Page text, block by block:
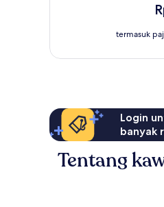
termasuk
Login
banyak
Tentang